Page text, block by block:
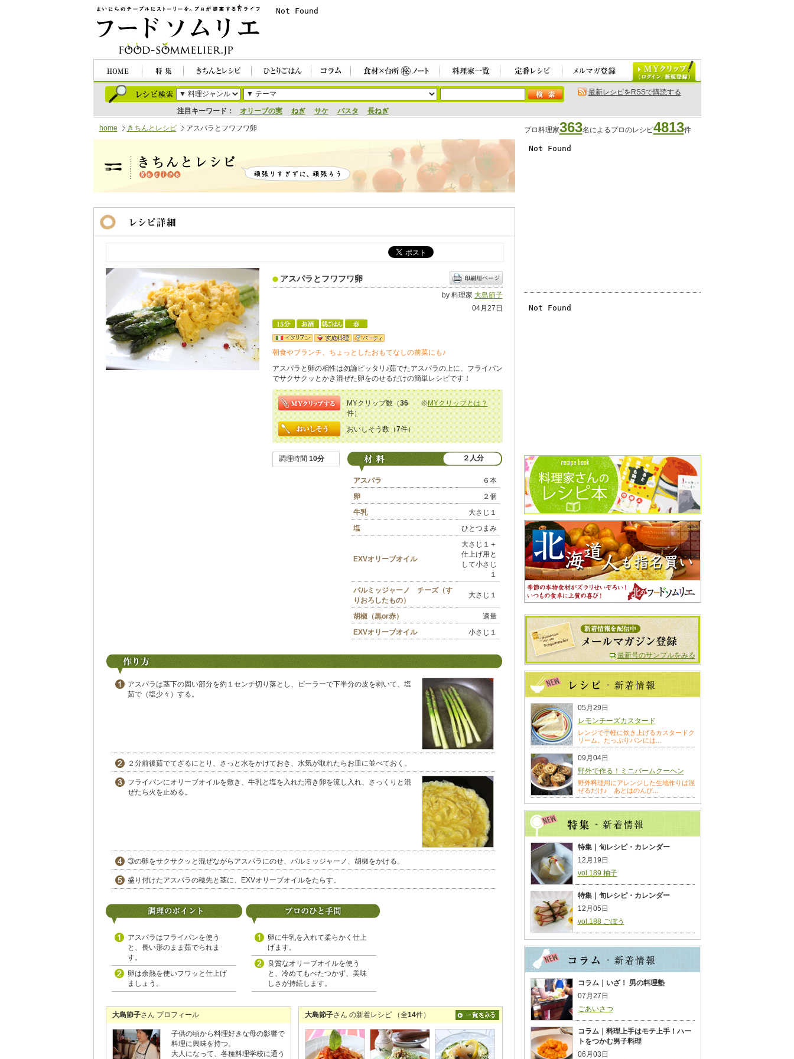
注目キーワード： オリーブの実 ねぎ サケ パスタ 長ねぎ
最新レシピをRSSで購読する
home きちんとレシピ アスパラとフワフワ卵 プロ料理家363名によるプロのレシピ4813件
アスパラとフワフワ卵
by 料理家 大島節子
04月27日
朝食やブランチ、ちょっとしたおもてなしの前菜にも♪
アスパラと卵の相性は勿論ピッタリ♪茹でたアスパラの上に、フライパン
でサクサクッとかき混ぜた卵をのせるだけの簡単レシピです！
MYクリップ数（36
件）
※MYクリップとは？
おいしそう数（7件）
調理時間 10分 ２人分
アスパラ
６本
卵
２個
牛乳
大さじ１
塩
ひとつまみ
EXVオリーブオイル
大さじ１＋
仕上げ用と
して小さじ
１
パルミッジャーノ チーズ（す
りおろしたもの）
大さじ１
胡椒（黒or赤）
適量
EXVオリーブオイル
小さじ１
アスパラは茎下の固い部分を約１センチ切り落とし、ピーラーで下半分の皮を剥いて、塩
茹で（塩少々）する。
２分前後茹でてざるにとり、さっと水をかけておき、水気が取れたらお皿に並べておく。
フライパンにオリーブオイルを敷き、牛乳と塩を入れた溶き卵を流し入れ、さっくりと混
ぜたら火を止める。
③の卵をサクサクッと混ぜながらアスパラにのせ、パルミッジャーノ、胡椒をかける。
盛り付けたアスパラの穂先と茎に、EXVオリーブオイルをたらす。
アスパラはフライパンを使う
と、長い形のまま茹でられま
す。
卵は余熱を使いフワッと仕上げ
ましょう。
卵に牛乳を入れて柔らかく仕上
げます。
良質なオリーブオイルを使う
と、冷めてもべたつかず、美味
しさが持続します。
大島節子さん プロフィール
子供の頃から料理好きな母の影響で
料理に興味を持つ。
大人になって、各種料理学校に通う
大島節子さん の新着レシピ （全14件）
最新号のサンプルをみる
05月29日
レモンチーズカスタード
レンジで手軽に炊き上げるカスタードク
リーム。たっぷりパンには...
09月04日
野外で作る！ミニバームクーヘン
野外料理用にアレンジした生地作りは混
ぜるだけ♪ あとはのんび...
特集｜旬レシピ・カレンダー
12月19日
vol.189 柚子
特集｜旬レシピ・カレンダー
12月05日
vol.188 ごぼう
コラム｜いざ！ 男の料理塾
07月27日
ごあいさつ
コラム｜料理上手はモテ上手！ハー
トをつかむ男子料理
06月03日